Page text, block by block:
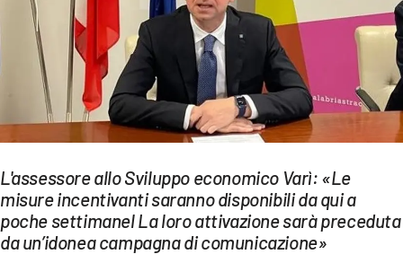
ECONOMIA E LAVORO
EVENTI
SPORT
Streaming
LAC TV
LAC NETWORK
LAC ONAIR
L'assessore allo Sviluppo economico Varì: «Le
misure incentivanti saranno disponibili da qui a
poche settimanel La loro attivazione sarà preceduta
da un’idonea campagna di comunicazione»